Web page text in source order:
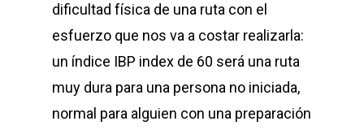
dificultad física de una ruta con el
esfuerzo que nos va a costar realizarla:
un índice IBP index de 60 será una ruta
muy dura para una persona no iniciada,
normal para alguien con una preparación